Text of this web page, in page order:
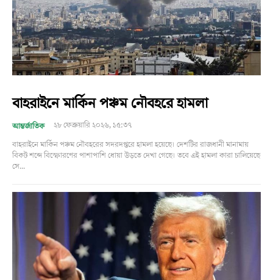
বাহরাইনে মার্কিন পঞ্চম নৌবহরে হামলা
আন্তর্জাতিক
২৮ ফেব্রুয়ারি ২০২৬, ১৫:৩৭
বাহরাইনে মার্কিন পঞ্চম নৌবহরের সদরদপ্তরে হামলা হয়েছে। দেশটির রাজধানী মানামায়
বিকট শব্দে বিস্ফোরণের পাশাপাশি ধোয়া উড়তে দেখা গেছে। তবে এই হামলা কারা চালিয়েছে
সে...